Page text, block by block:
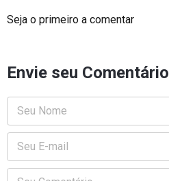
Seja o primeiro a comentar
Envie seu Comentário